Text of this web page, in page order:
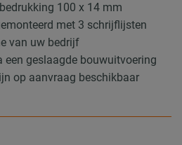
100 x 14 mm
met 3 schrijflijsten
van uw bedrijf
een geslaagde bouwuitvoering
op aanvraag beschikbaar